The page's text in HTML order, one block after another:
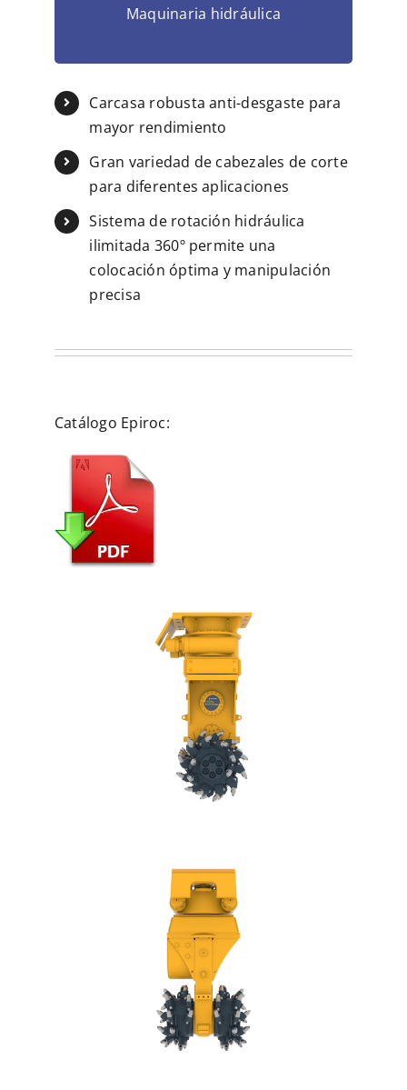
Maquinaria hidráulica
Carcasa robusta anti-desgaste para
mayor rendimiento
Gran variedad de cabezales de corte
para diferentes aplicaciones
Sistema de rotación hidráulica
ilimitada 360º permite una
colocación óptima y manipulación
precisa
Catálogo Epiroc: